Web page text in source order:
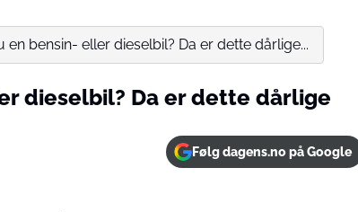
en bensin- eller dieselbil? Da er dette dårlige...
dieselbil? Da er dette dårlige
Følg dagens.no på Google